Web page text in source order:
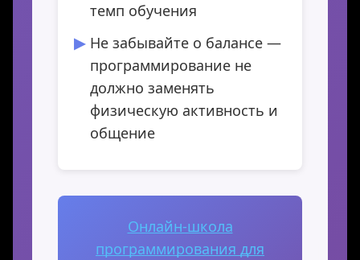
темп обучения
Не забывайте о балансе —
программирование не
должно заменять
физическую активность и
общение
Онлайн-школа
программирования для